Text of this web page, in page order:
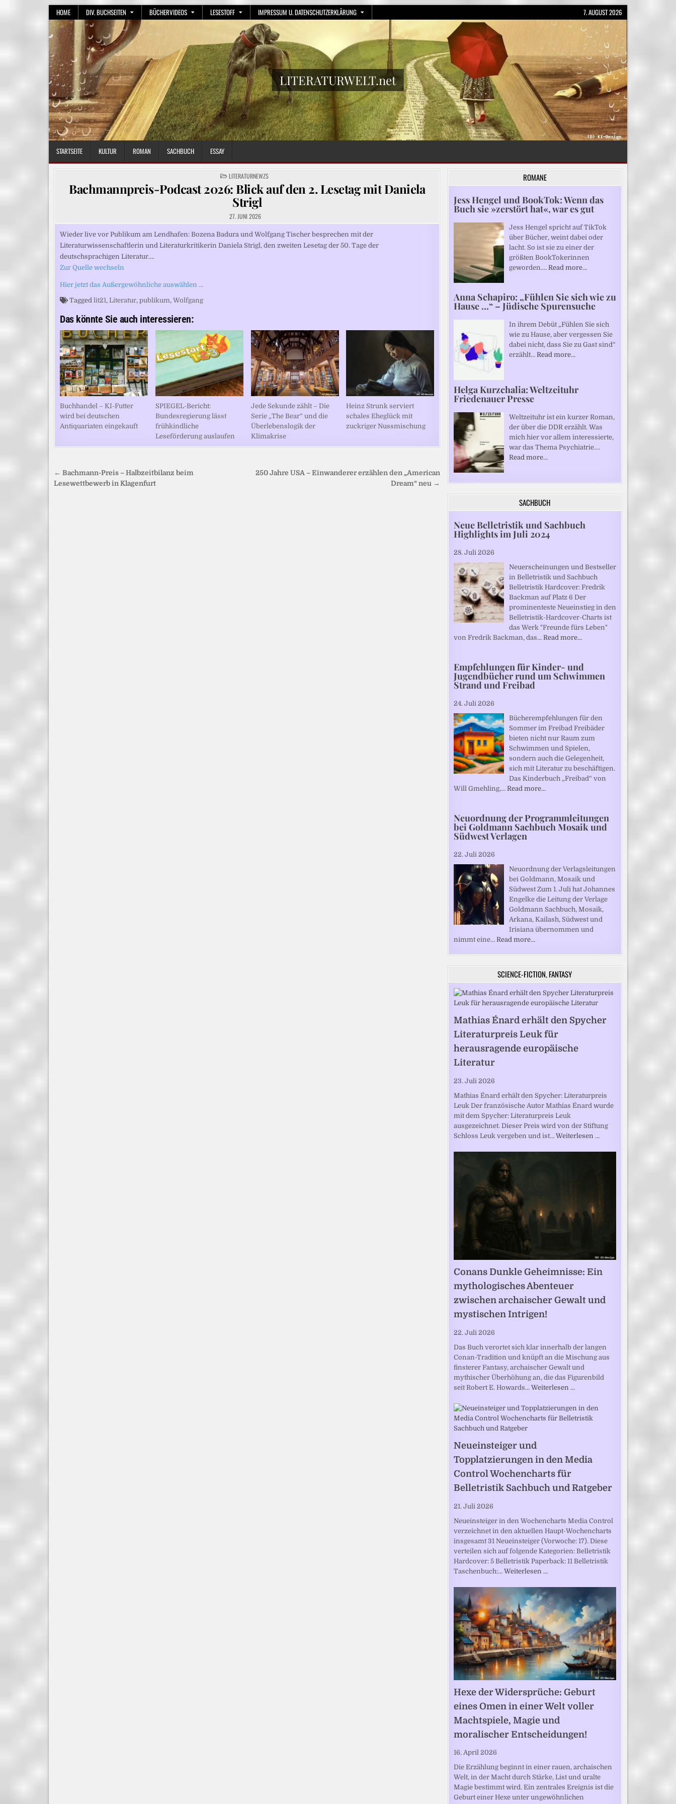
HOME DIV. BUCHSEITEN BÜCHERVIDEOS LESESTOFF IMPRESSUM U. DATENSCHUTZERKLÄRUNG 7. AUGUST 2026
LITERATURWELT.net
STARTSEITE KULTUR ROMAN SACHBUCH ESSAY
POSTED
IN
LITERATURNEWZS
Bachmannpreis-Podcast 2026: Blick auf den 2. Lesetag mit Daniela
Strigl
27. JUNI 2026
Wieder live vor Publikum am Lendhafen: Bozena Badura und Wolfgang Tischer besprechen mit der
Literaturwissenschaftlerin und Literaturkritikerin Daniela Strigl, den zweiten Lesetag der 50. Tage der
deutschsprachigen Literatur….
Zur Quelle wechseln
Hier jetzt das Außergewöhnliche auswählen …
Tagged lit21, Literatur, publikum, Wolfgang
Das könnte Sie auch interessieren:
Buchhandel – KI-Futter
wird bei deutschen
Antiquariaten eingekauft
SPIEGEL-Bericht:
Bundesregierung lässt
frühkindliche
Leseförderung auslaufen
Jede Sekunde zählt – Die
Serie „The Bear“ und die
Überlebenslogik der
Klimakrise
Heinz Strunk serviert
schales Eheglück mit
zuckriger Nussmischung
Beitragsnavigation
250 Jahre USA – Einwanderer erzählen den „American
Dream“ neu →
← Bachmann-Preis – Halbzeitbilanz beim
Lesewettbewerb in Klagenfurt
ROMANE
Jess Hengel und BookTok: Wenn das
Buch sie »zerstört hat«, war es gut
Jess Hengel spricht auf TikTok
über Bücher, weint dabei oder
lacht. So ist sie zu einer der
größten BookTokerinnen
geworden.… Read more…
Anna Schapiro: „Fühlen Sie sich wie zu
Hause …“ – Jüdische Spurensuche
In ihrem Debüt „Fühlen Sie sich
wie zu Hause, aber vergessen Sie
dabei nicht, dass Sie zu Gast sind“
erzählt… Read more…
Helga Kurzchalia: Weltzeituhr
Friedenauer Presse
Weltzeituhr ist ein kurzer Roman,
der über die DDR erzählt. Was
mich hier vor allem interessierte,
war das Thema Psychiatrie.…
Read more…
SACHBUCH
Neue Belletristik und Sachbuch
Highlights im Juli 2024
28. Juli 2026
Neuerscheinungen und Bestseller
in Belletristik und Sachbuch
Belletristik Hardcover: Fredrik
Backman auf Platz 6 Der
prominenteste Neueinstieg in den
Belletristik-Hardcover-Charts ist
das Werk "Freunde fürs Leben"
von Fredrik Backman, das… Read more…
Empfehlungen für Kinder- und
Jugendbücher rund um Schwimmen
Strand und Freibad
24. Juli 2026
Bücherempfehlungen für den
Sommer im Freibad Freibäder
bieten nicht nur Raum zum
Schwimmen und Spielen,
sondern auch die Gelegenheit,
sich mit Literatur zu beschäftigen.
Das Kinderbuch „Freibad“ von
Will Gmehling,… Read more…
Neuordnung der Programmleitungen
bei Goldmann Sachbuch Mosaik und
Südwest Verlagen
22. Juli 2026
Neuordnung der Verlagsleitungen
bei Goldmann, Mosaik und
Südwest Zum 1. Juli hat Johannes
Engelke die Leitung der Verlage
Goldmann Sachbuch, Mosaik,
Arkana, Kailash, Südwest und
Irisiana übernommen und
nimmt eine… Read more…
SCIENCE-FICTION, FANTASY
Mathias Énard erhält den Spycher
Literaturpreis Leuk für
herausragende europäische
Literatur
23. Juli 2026
Mathias Énard erhält den Spycher: Literaturpreis
Leuk Der französische Autor Mathias Énard wurde
mit dem Spycher: Literaturpreis Leuk
ausgezeichnet. Dieser Preis wird von der Stiftung
Schloss Leuk vergeben und ist… Weiterlesen …
Conans Dunkle Geheimnisse: Ein
mythologisches Abenteuer
zwischen archaischer Gewalt und
mystischen Intrigen!
22. Juli 2026
Das Buch verortet sich klar innerhalb der langen
Conan-Tradition und knüpft an die Mischung aus
finsterer Fantasy, archaischer Gewalt und
mythischer Überhöhung an, die das Figurenbild
seit Robert E. Howards… Weiterlesen …
Neueinsteiger und
Topplatzierungen in den Media
Control Wochencharts für
Belletristik Sachbuch und Ratgeber
21. Juli 2026
Neueinsteiger in den Wochencharts Media Control
verzeichnet in den aktuellen Haupt-Wochencharts
insgesamt 31 Neueinsteiger (Vorwoche: 17). Diese
verteilen sich auf folgende Kategorien: Belletristik
Hardcover: 5 Belletristik Paperback: 11 Belletristik
Taschenbuch:… Weiterlesen …
Hexe der Widersprüche: Geburt
eines Omen in einer Welt voller
Machtspiele, Magie und
moralischer Entscheidungen!
16. April 2026
Die Erzählung beginnt in einer rauen, archaischen
Welt, in der Macht durch Stärke, List und uralte
Magie bestimmt wird. Ein zentrales Ereignis ist die
Geburt einer Hexe unter ungewöhnlichen